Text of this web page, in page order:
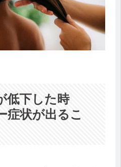
低下した時
症状が出るこ